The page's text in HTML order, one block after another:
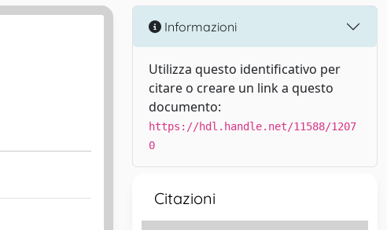
Informazioni
Utilizza questo identificativo per
citare o creare un link a questo
documento:
https://hdl.handle.net/11588/1207
0
Citazioni